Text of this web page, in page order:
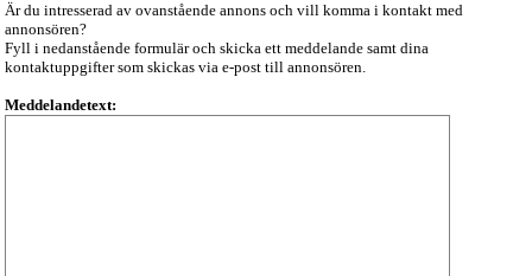
Är du intresserad av ovanstående annons och vill komma i kontakt med
annonsören?
Fyll i nedanstående formulär och skicka ett meddelande samt dina
kontaktuppgifter som skickas via e-post till annonsören.
Meddelandetext: